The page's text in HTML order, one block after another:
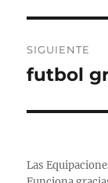
SIGUIENTE
Entrada
futbol
Las